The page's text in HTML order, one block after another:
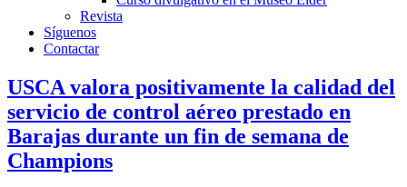
Revista
Síguenos
Contactar
USCA valora positivamente la calidad del
servicio de control aéreo prestado en
Barajas durante un fin de semana de
Champions